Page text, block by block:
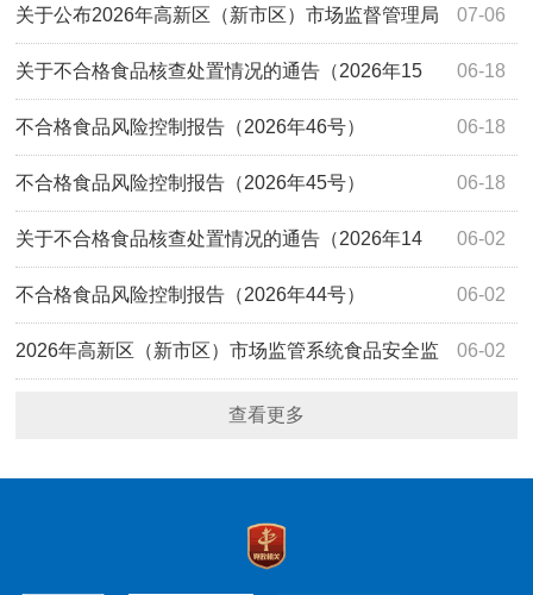
处置情况的通告（2026 年第 16 号）
品、医疗器械、化妆品安全监管工作情况 07-06
关于公布2026年高新区（新市区）市场监督管理局
（区知识产权局、区市场监管综合行政执法队）第4期食品
安全监督抽检信息的公告
06-18
关于不合格食品核查处置情况的通告（2026年15
号） 06-18
不合格食品风险控制报告（2026年46号）
06-18
不合格食品风险控制报告（2026年45号）
06-02
关于不合格食品核查处置情况的通告（2026年14
号） 06-02
不合格食品风险控制报告（2026年44号）
06-02
2026年高新区（新市区）市场监管系统食品安全监
查看更多